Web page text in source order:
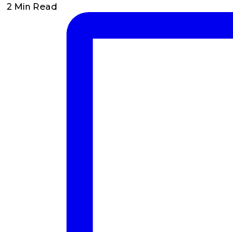
2 Min Read